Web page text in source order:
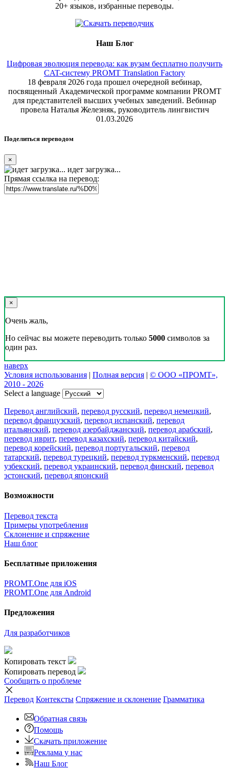
20+ языков, избранные переводы.
Наш Блог
Цифровая эволюция перевода: как вузам бесплатно получить
CAT-систему PROMT Translation Factory
18 февраля 2026 года прошел очередной вебинар,
посвященный Академической программе компании PROMT
для представителей высших учебных заведений. Вебинар
провела Наталья Железняк, руководитель лингвистич
01.03.2026
Поделиться переводом
×
идет загрузка...
Прямая ссылка на перевод:
×
Очень жаль,
Но сейчас вы можете переводить только 5000 символов за
один раз.
наверх
Условия использования | Полная версия | © ООО «ПРОМТ»,
2010 - 2026
Select a language
Перевод английский, перевод русский, перевод немецкий,
перевод французский, перевод испанский, перевод
итальянский, перевод азербайджанский, перевод арабский,
перевод иврит, перевод казахский, перевод китайский,
перевод корейский, перевод португальский, перевод
татарский, перевод турецкий, перевод туркменский, перевод
узбекский, перевод украинский, перевод финский, перевод
эстонский, перевод японский
Возможности
Перевод текста
Примеры употребления
Склонение и спряжение
Наш блог
Бесплатные приложения
PROMT.One для iOS
PROMT.One для Android
Предложения
Для разработчиков
Копировать текст
Копировать перевод
Сообщить о проблеме
Перевод Контексты Спряжение и склонение Грамматика
Обратная связь
Помощь
Скачать приложение
Реклама у нас
Наш Блог